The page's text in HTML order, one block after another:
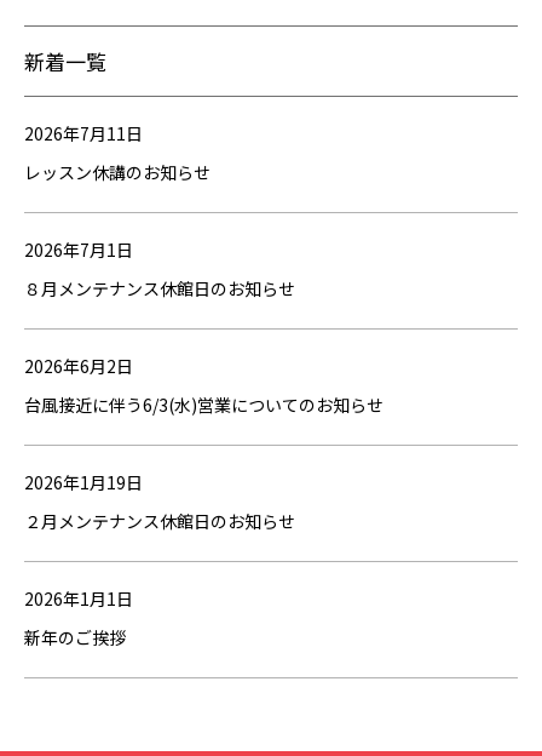
新着一覧
2026年7月11日
レッスン休講のお知らせ
2026年7月1日
８月メンテナンス休館日のお知らせ
2026年6月2日
台風接近に伴う6/3(水)営業についてのお知らせ
2026年1月19日
２月メンテナンス休館日のお知らせ
2026年1月1日
新年のご挨拶